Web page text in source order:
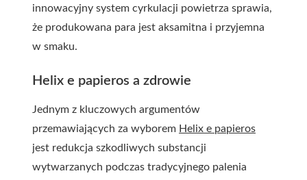
innowacyjny system cyrkulacji powietrza sprawia,
że produkowana para jest aksamitna i przyjemna
w smaku.
Helix e papieros a zdrowie
Jednym z kluczowych argumentów
przemawiających za wyborem Helix e papieros
jest redukcja szkodliwych substancji
wytwarzanych podczas tradycyjnego palenia